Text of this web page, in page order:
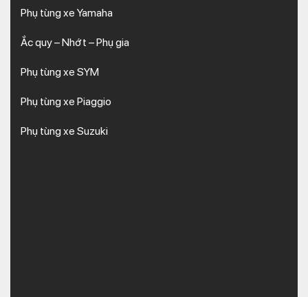
Phụ tùng xe Yamaha
Ắc quy – Nhớt – Phụ gia
Phụ tùng xe SYM
Phụ tùng xe Piaggio
Phụ tùng xe Suzuki